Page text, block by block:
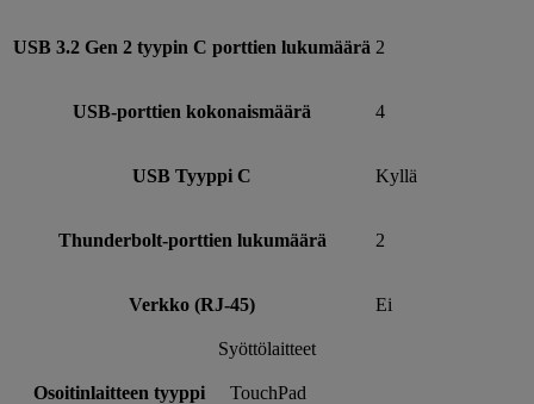
USB 3.2 Gen 2 tyypin C porttien lukumäärä 2
USB-porttien kokonaismäärä 4
USB Tyyppi C Kyllä
Thunderbolt-porttien lukumäärä 2
Verkko (RJ-45) Ei
Syöttölaitteet
Osoitinlaitteen tyyppi TouchPad